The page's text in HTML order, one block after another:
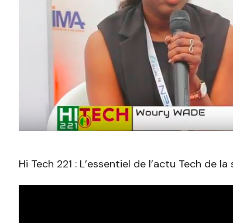
Hi Tech 221 : L’essentiel de l’actu Tech de